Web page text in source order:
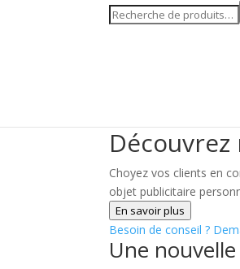
Recherche
Choyez vos clients en
objet publicitaire
En savoir plus
Besoin de conseil ?
Une